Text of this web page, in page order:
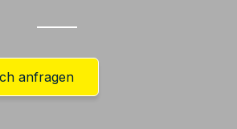
anfragen